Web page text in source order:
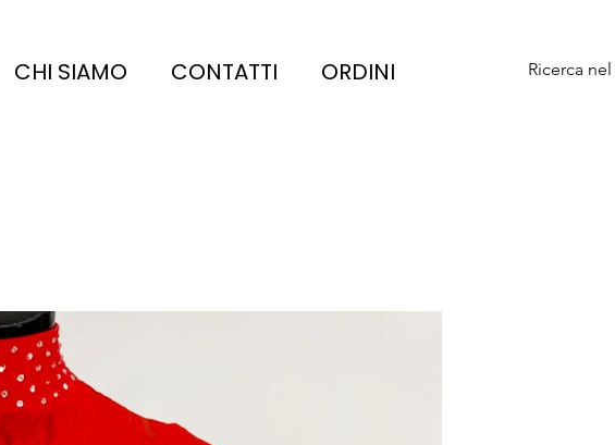
CHI SIAMO CONTATTI ORDINI Ricerca